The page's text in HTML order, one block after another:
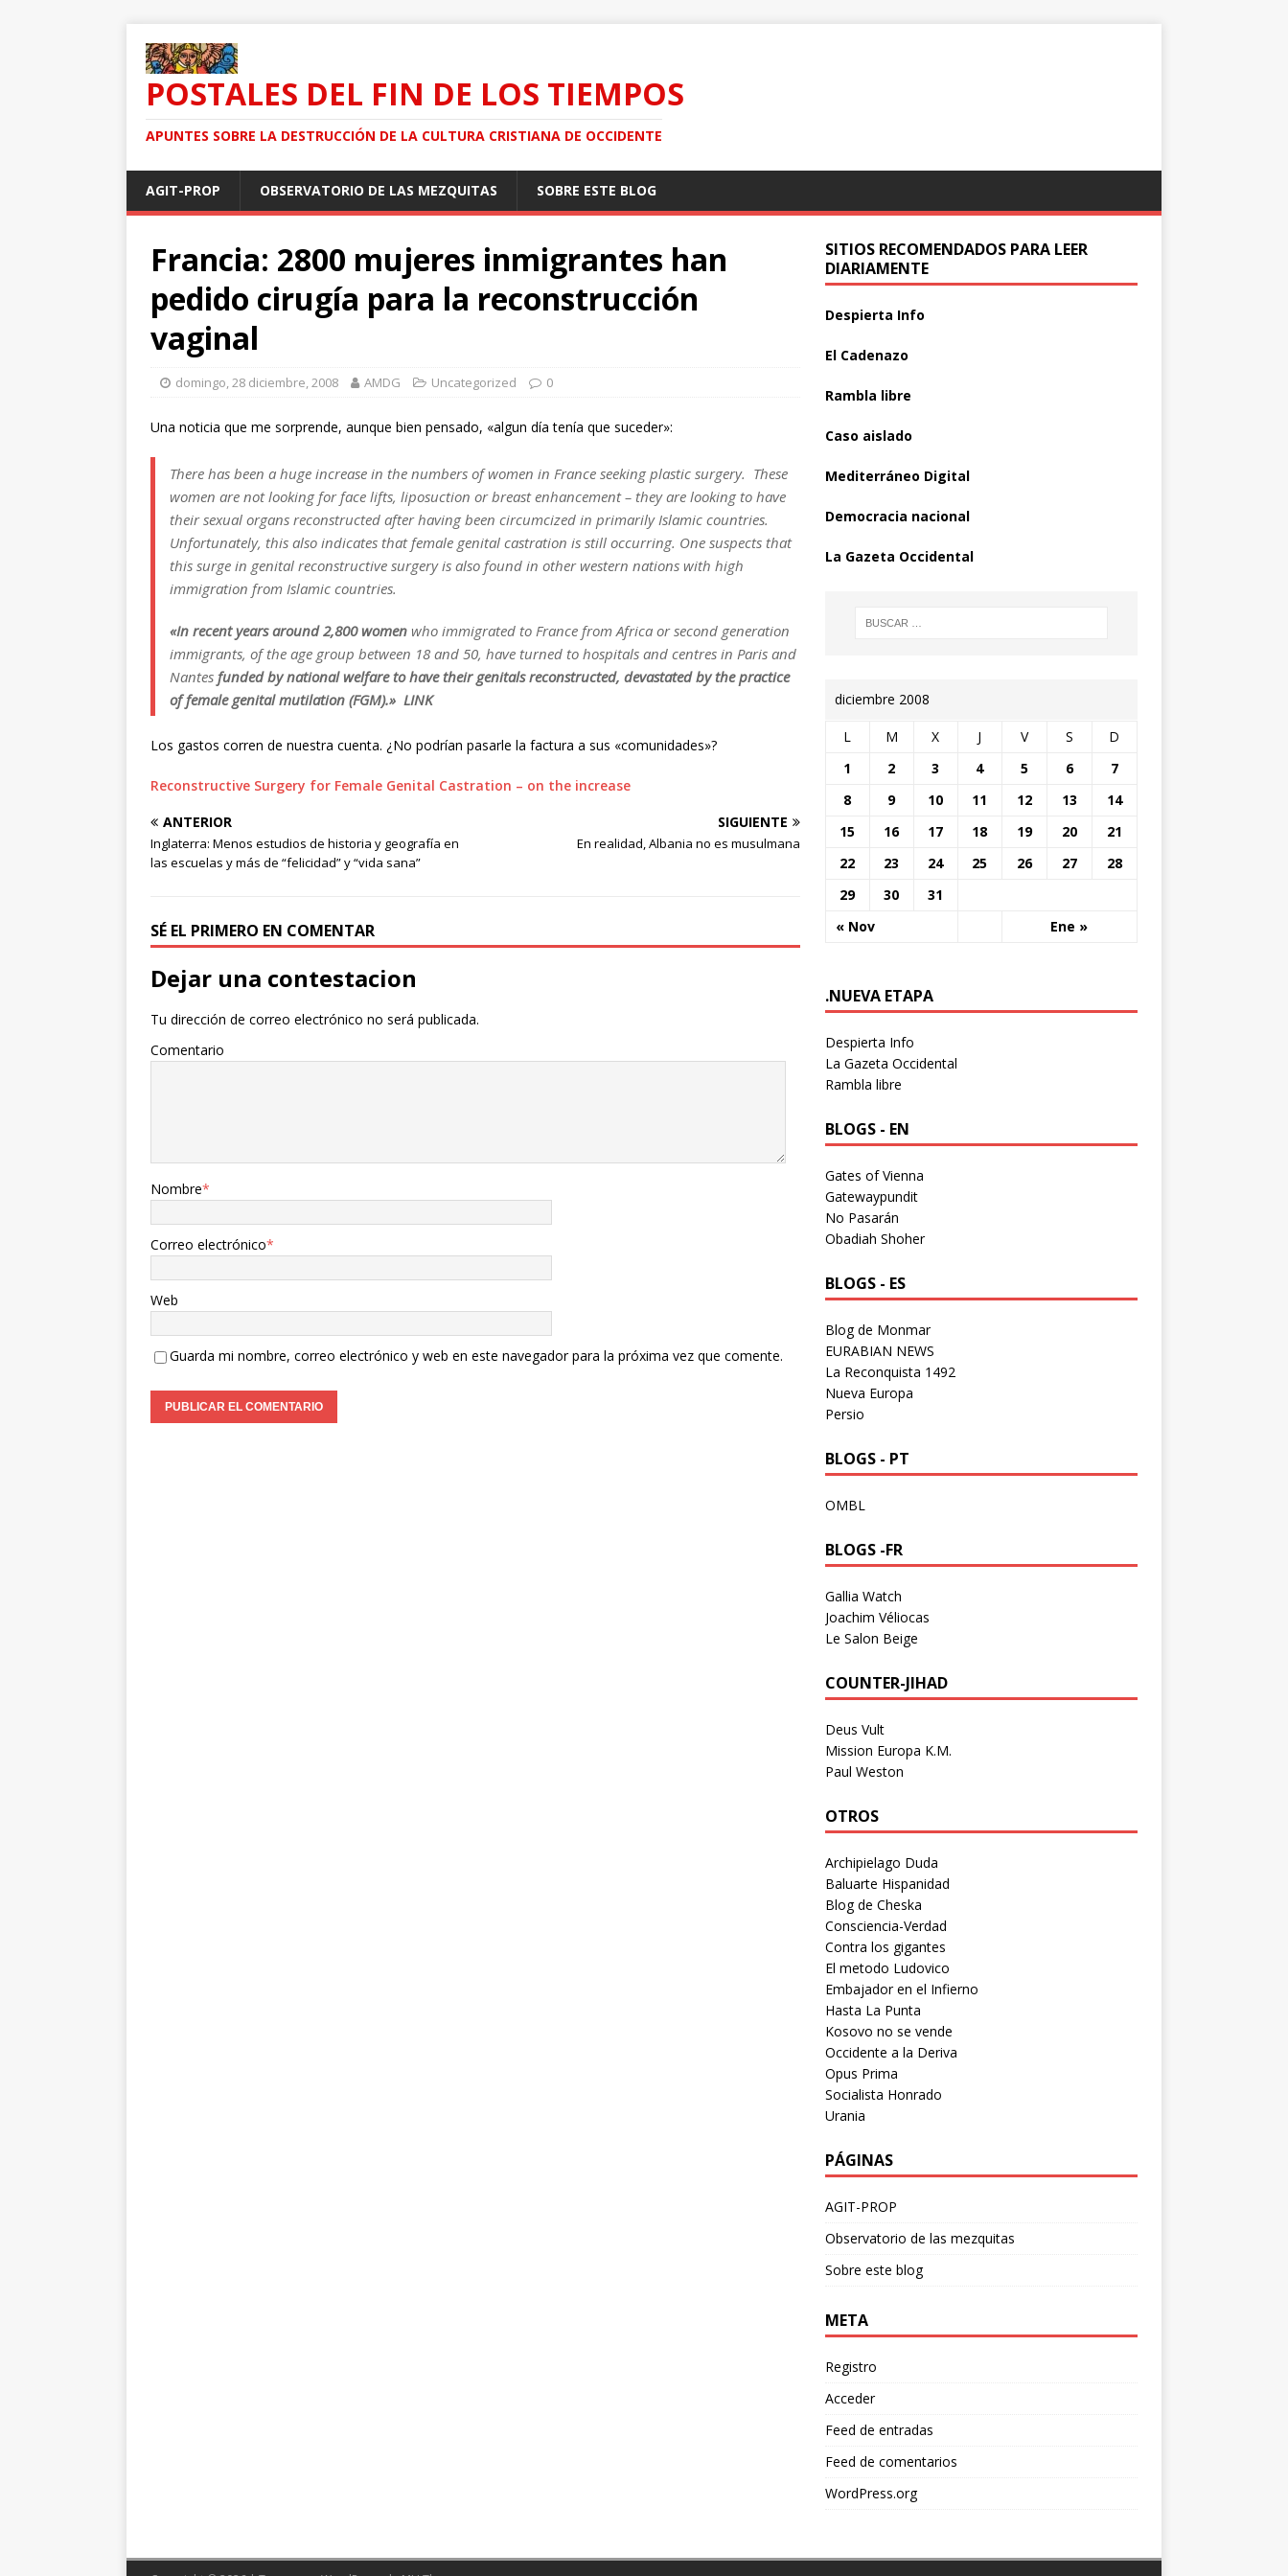
POSTALES DEL FIN DE LOS TIEMPOS
APUNTES SOBRE LA DESTRUCCIÓN DE LA CULTURA CRISTIANA DE OCCIDENTE
AGIT-PROP OBSERVATORIO DE LAS MEZQUITAS SOBRE ESTE BLOG
Francia: 2800 mujeres inmigrantes han
pedido cirugía para la reconstrucción
vaginal
domingo, 28 diciembre, 2008 AMDG Uncategorized 0
Una noticia que me sorprende, aunque bien pensado, «algun día tenía que suceder»:
There has been a huge increase in the numbers of women in France seeking plastic surgery. These
women are not looking for face lifts, liposuction or breast enhancement – they are looking to have
their sexual organs reconstructed after having been circumcized in primarily Islamic countries.
Unfortunately, this also indicates that female genital castration is still occurring. One suspects that
this surge in genital reconstructive surgery is also found in other western nations with high
immigration from Islamic countries.
«In recent years around 2,800 women who immigrated to France from Africa or second generation
immigrants, of the age group between 18 and 50, have turned to hospitals and centres in Paris and
Nantes funded by national welfare to have their genitals reconstructed, devastated by the practice
of female genital mutilation (FGM).» LINK
Los gastos corren de nuestra cuenta. ¿No podrían pasarle la factura a sus «comunidades»?
Reconstructive Surgery for Female Genital Castration – on the increase
ANTERIOR
Inglaterra: Menos estudios de historia y geografía en
las escuelas y más de “felicidad” y “vida sana”
SIGUIENTE
En realidad, Albania no es musulmana
SÉ EL PRIMERO EN COMENTAR
Dejar una contestacion
Tu dirección de correo electrónico no será publicada.
Comentario
Nombre*
Correo electrónico*
Web
Guarda mi nombre, correo electrónico y web en este navegador para la próxima vez que comente.
SITIOS RECOMENDADOS PARA LEER
DIARIAMENTE
Despierta Info
El Cadenazo
Rambla libre
Caso aislado
Mediterráneo Digital
Democracia nacional
La Gazeta Occidental
diciembre 2008
L M X J V S D
« Nov Ene »
1 2 3 4 5 6
7
8
9 10 11 12 13
14
15
16 17 18 19 20
21
22
23 24 25 26 27
28
29
30 31
.NUEVA ETAPA
Despierta Info
La Gazeta Occidental
Rambla libre
BLOGS - EN
Gates of Vienna
Gatewaypundit
No Pasarán
Obadiah Shoher
BLOGS - ES
Blog de Monmar
EURABIAN NEWS
La Reconquista 1492
Nueva Europa
Persio
BLOGS - PT
OMBL
BLOGS -FR
Gallia Watch
Joachim Véliocas
Le Salon Beige
COUNTER-JIHAD
Deus Vult
Mission Europa K.M.
Paul Weston
OTROS
Archipielago Duda
Baluarte Hispanidad
Blog de Cheska
Consciencia-Verdad
Contra los gigantes
El metodo Ludovico
Embajador en el Infierno
Hasta La Punta
Kosovo no se vende
Occidente a la Deriva
Opus Prima
Socialista Honrado
Urania
PÁGINAS
AGIT-PROP
Observatorio de las mezquitas
Sobre este blog
META
Registro
Acceder
Feed de entradas
Feed de comentarios
WordPress.org